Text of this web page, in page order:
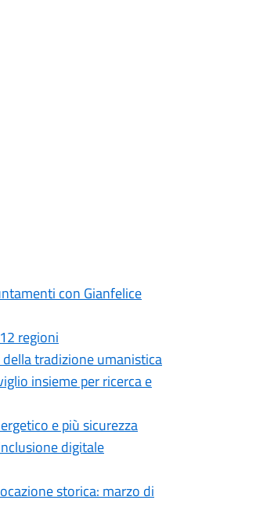
con Gianfelice
regioni
tradizione umanistica
insieme per ricerca e
e più sicurezza
digitale
storica: marzo di